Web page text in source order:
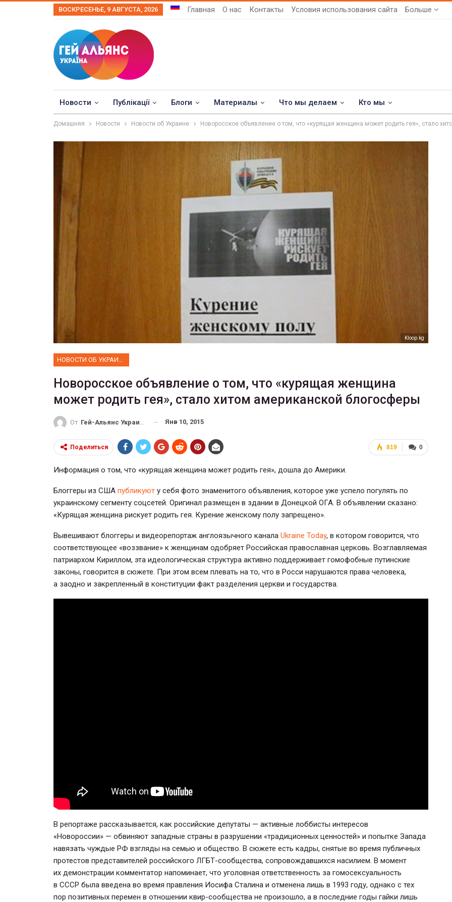
ВОСКРЕСЕНЬЕ, 9 АВГУСТА, 2026 Главная О нас Контакты Условия использования сайта Больше
Новости Публікації Блоги Материалы Что мы делаем Кто мы
Домашняя Новости Новости об Украине Новоросское объявление о том, что «курящая женщина может родить гея», стало
Kloop.kg
НОВОСТИ ОБ УКРАИНЕ
Новоросское объявление о том, что «курящая женщина
может родить гея», стало хитом американской блогосферы
От Гей-Альянс Украина Янв 10, 2015
0
819
Поделиться
Информация о том, что «курящая женщина может родить гея», дошла до Америки.
Блоггеры из США публикуют у себя фото знаменитого объявления, которое уже успело погулять по
украинскому сегменту соцсетей. Оригинал размещен в здании в Донецкой ОГА. В объявлении сказано:
«Курящая женщина рискует родить гея. Курение женскому полу запрещено».
Вывешивают блоггеры и видеорепортаж англоязычного канала Ukraine Today, в котором говорится, что
соответствующее «воззвание» к женщинам одобряет Российская православная церковь. Возглавляемая
патриархом Кириллом, эта идеологическая структура активно поддерживает гомофобные путинские
законы, говорится в сюжете. При этом всем плевать на то, что в Росси нарушаются права человека,
а заодно и закрепленный в конституции факт разделения церкви и государства.
В репортаже рассказывается, как российские депутаты — активные лоббисты интересов
«Новороссии» — обвиняют западные страны в разрушении «традиционных ценностей» и попытке Запада
навязать чуждые РФ взгляды на семью и общество. В сюжете есть кадры, снятые во время публичных
протестов представителей российского ЛГБТ-сообщества, сопровождавшихся насилием. В момент
их демонстрации комментатор напоминает, что уголовная ответственность за гомосексуальность
в СССР была введена во время правления Иосифа Сталина и отменена лишь в 1993 году, однако с тех
пор позитивных перемен в отношении квир-сообщества не произошло, а в последние годы гайки лишь
Июл 27, 2017 0
В Берлине отпраздновали